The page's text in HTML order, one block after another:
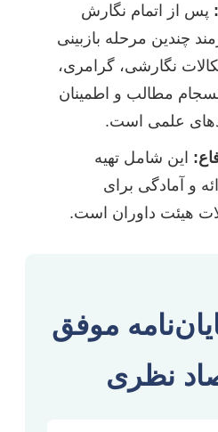
پس از اتمام نگارش
چندین مرحله بازبینی
نگارشی، گرامری،
مطالب و اطمینان
علمی است.
این شامل تهیه
و آمادگی برای
هیئت داوران است.
موفق
نظری